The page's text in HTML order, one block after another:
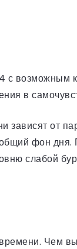
с возможным
в
от
фон
слабой
Чем